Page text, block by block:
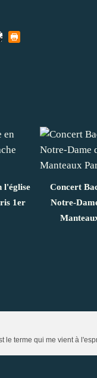
l'église
1er
Concert
Notre-
le terme qui me vient à